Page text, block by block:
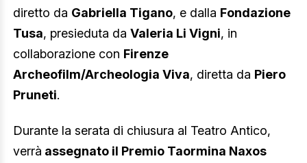
diretto da Gabriella Tigano, e dalla Fondazione
Tusa, presieduta da Valeria Li Vigni, in
collaborazione con Firenze
Archeofilm/Archeologia Viva, diretta da Piero
Pruneti.
Durante la serata di chiusura al Teatro Antico,
verrà assegnato il Premio Taormina Naxos